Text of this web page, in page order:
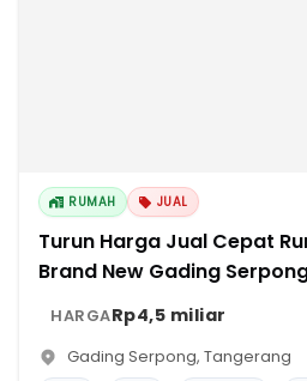
RUMAH JUAL
Turun Harga Jual Cepat
Brand New Gading
HARGARp4,5 miliar
Gading Serpong, Tangerang